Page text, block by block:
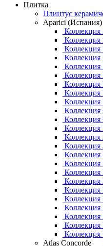
Плитка
Плинтус
Aparici (Испания)
Коллекция
Коллекция
Коллекция
Коллекция
Коллекция
Коллекция
Коллекция
Коллекция
Коллекция
Коллекция
Коллекция
Коллекция
Коллекция
Коллекция
Коллекция
Коллекция
Коллекция
Коллекция
Коллекция
Коллекция
Коллекция
Atlas Concorde